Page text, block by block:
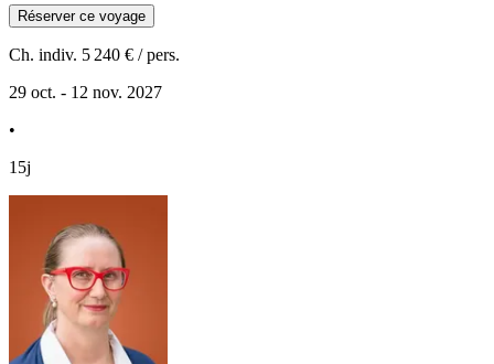
Réserver ce voyage
Ch. indiv. 5 240 € / pers.
29 oct. - 12 nov. 2027
•
15j